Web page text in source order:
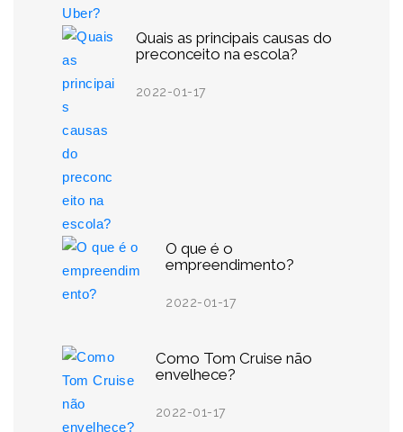
Quais as principais causas do
preconceito na escola?
2022-01-17
O que é o
empreendimento?
2022-01-17
Como Tom Cruise não
envelhece?
2022-01-17